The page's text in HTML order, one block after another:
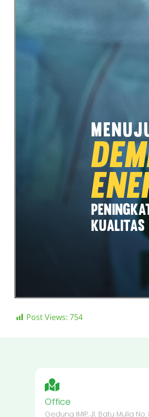
Post Views: 754
Office
Gedung IMIP, Jl. Batu Mulia